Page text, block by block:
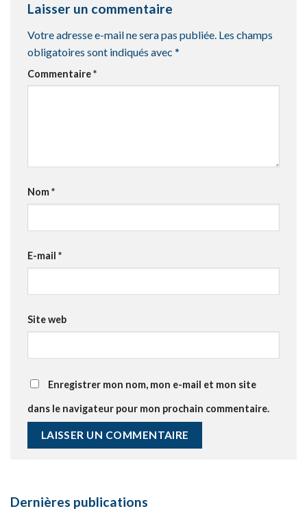
Laisser un commentaire
Votre adresse e-mail ne sera pas publiée. Les champs
obligatoires sont indiqués avec *
Commentaire*
Nom*
E-mail *
Site web
Enregistrer mon nom, mon e-mail et mon site
dans le navigateur pour mon prochain commentaire.
Dernières publications